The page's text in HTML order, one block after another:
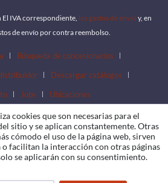
IVA correspondiente, los gastos de envío y, en
de envío por contra reembolso.
Búsqueda de concesionarios
Descargar catálogos
Jobs Ubicaciones
cookies que son necesarias para el
sitio y se aplican constantemente. Otras
cómodo el uso de la página web, sirven
facilitan la interacción con otras páginas
se aplicarán con su consentimiento.